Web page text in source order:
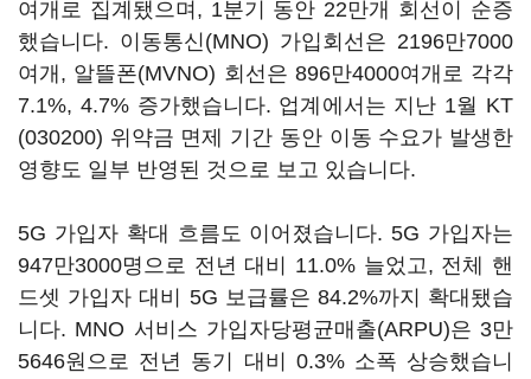
여개로 집계됐으며, 1분기 동안 22만개 회선이 순증
했습니다. 이동통신(MNO) 가입회선은 2196만7000
여개, 알뜰폰(MVNO) 회선은 896만4000여개로 각각
7.1%, 4.7% 증가했습니다. 업계에서는 지난 1월 KT
(030200) 위약금 면제 기간 동안 이동 수요가 발생한
영향도 일부 반영된 것으로 보고 있습니다.
5G 가입자 확대 흐름도 이어졌습니다. 5G 가입자는
947만3000명으로 전년 대비 11.0% 늘었고, 전체 핸
드셋 가입자 대비 5G 보급률은 84.2%까지 확대됐습
니다. MNO 서비스 가입자당평균매출(ARPU)은 3만
5646원으로 전년 동기 대비 0.3% 소폭 상승했습니